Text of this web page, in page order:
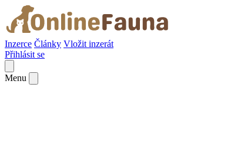
Inzerce Články Vložit inzerát
Přihlásit se
Menu